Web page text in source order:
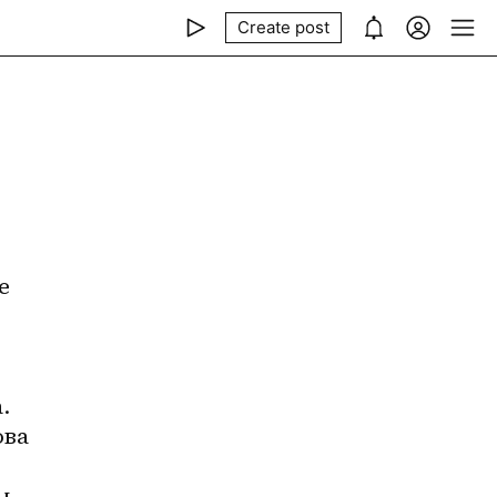
Create post